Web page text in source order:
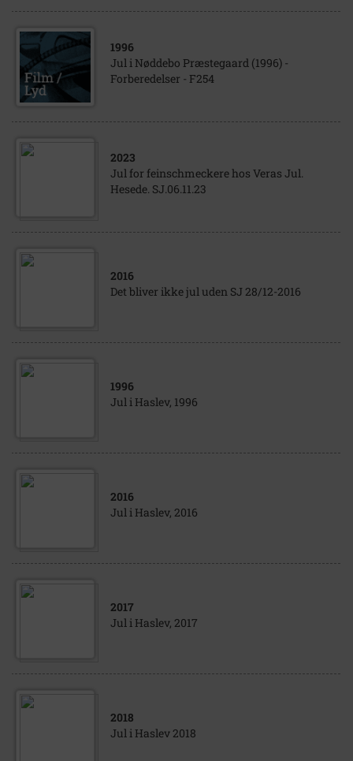
1996
Jul i Nøddebo Præstegaard (1996) -
Forberedelser - F254
2023
Jul for feinschmeckere hos Veras Jul.
Hesede. SJ.06.11.23
2016
Det bliver ikke jul uden SJ 28/12-2016
1996
Jul i Haslev, 1996
2016
Jul i Haslev, 2016
2017
Jul i Haslev, 2017
2018
Jul i Haslev 2018